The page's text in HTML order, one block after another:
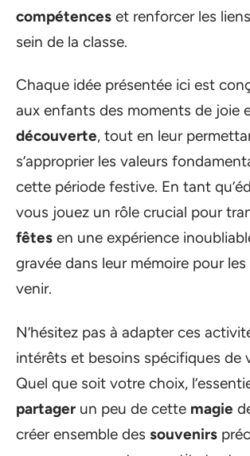
compétences et renforcer les
sein de la classe.
Chaque idée présentée ici est
aux enfants des moments de joie
découverte, tout en leur
s’approprier les valeurs
cette période festive. En tant
vous jouez un rôle crucial pour
fêtes en une expérience
gravée dans leur mémoire pour les
venir.
N’hésitez pas à adapter ces
intérêts et besoins spécifiques de
Quel que soit votre choix,
partager un peu de cette magie
créer ensemble des souvenirs